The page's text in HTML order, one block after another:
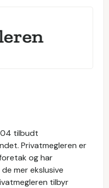
tilbudt
Privatmegleren er
og har
mer ekslusive
tilbyr